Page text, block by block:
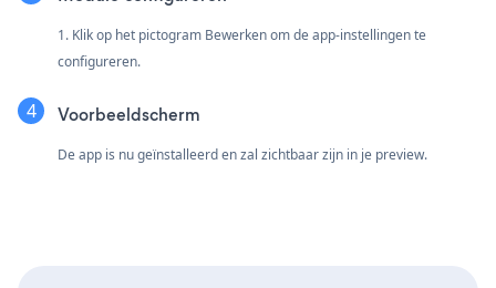
1. Klik op het pictogram Bewerken om de app-instellingen te
configureren.
Voorbeeldscherm
De app is nu geïnstalleerd en zal zichtbaar zijn in je preview.